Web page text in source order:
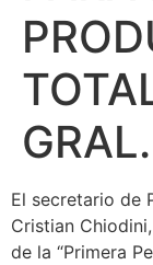
El secretario de
Cristian
de la “Primera